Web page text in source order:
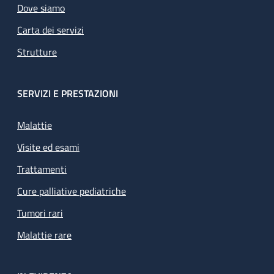
Dove siamo
Carta dei servizi
Strutture
SERVIZI E PRESTAZIONI
Malattie
Visite ed esami
Trattamenti
Cure palliative pediatriche
Tumori rari
Malattie rare